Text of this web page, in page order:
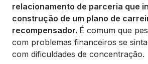
relacionamento de parceria que
construção de um plano de
recompensador. É comum que
com problemas financeiros se
com dificuldades de concentração.